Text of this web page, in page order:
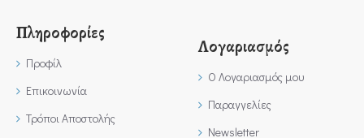
Πληροφορίες
Προφίλ
Επικοινωνία
Τρόποι Αποστολής
Λογαριασμός
Ο Λογαριασμός μου
Παραγγελίες
Newsletter